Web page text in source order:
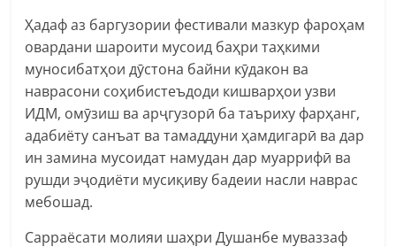
Ҳадаф аз баргузории фестивали мазкур фароҳам
овардани шароити мусоид баҳри таҳкими
муносибатҳои дӯстона байни кӯдакон ва
наврасони соҳибистеъдоди кишварҳои узви
ИДМ, омӯзиш ва арҷгузорӣ ба таъриху фарҳанг,
адабиёту санъат ва тамаддуни ҳамдигарӣ ва дар
ин замина мусоидат намудан дар муаррифӣ ва
рушди эҷодиёти мусиқиву бадеии насли наврас
мебошад.
Сарраёсати молияи шаҳри Душанбе муваззаф